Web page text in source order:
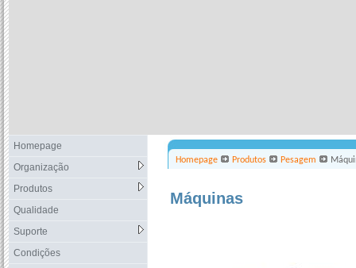
Homepage
Organização
Produtos
Qualidade
Suporte
Condições
Homepage Produtos Pesagem
Máquinas